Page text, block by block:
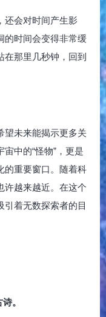
还会对时间产生影
的时间会变得非常缓
那里几秒钟，回到
望未来能揭示更多关
中的“怪物”，更是
的重要窗口。随着科
许越来越近。在这个
引着无数探索者的目
。